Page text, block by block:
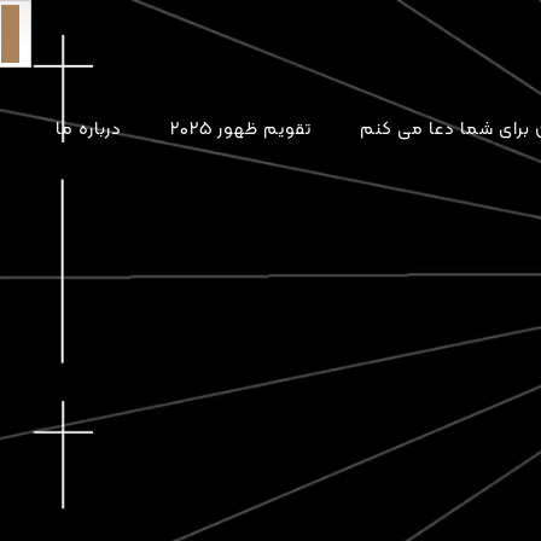
برای شما دعا می کنم تقویم ظهور ۲۰۲۵ درباره ما